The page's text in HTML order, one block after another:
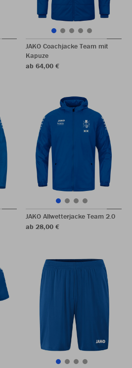
JAKO Coachjacke Team mit
Kapuze
ab 64,00 €
JAKO Allwetterjacke Team 2.0
ab 28,00 €